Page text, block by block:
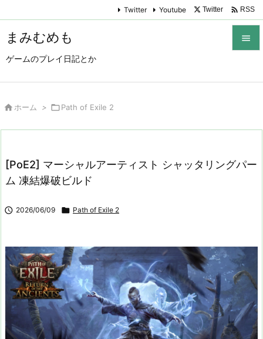
まみむめも
ゲームのプレイ日記とか

次へ
Twitter Youtube Twitter  RSS
 ホーム > Path of Exile 2
[PoE2] マーシャルアーティスト シャッタリングパー
ム 凍結爆破ビルド
 2026/06/09  Path of Exile 2